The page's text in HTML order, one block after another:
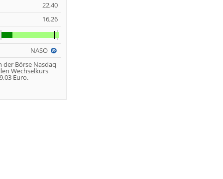
22,40
16,26
NASO
der Börse Nasdaq
Wechselkurs
Euro.